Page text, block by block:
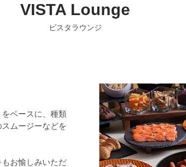
VISTA Lounge
ビスタラウンジ
ベースに、種類
ムージーなどを
お愉しみいただ